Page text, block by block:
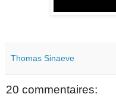
Thomas Sinaeve
20 commentaires: